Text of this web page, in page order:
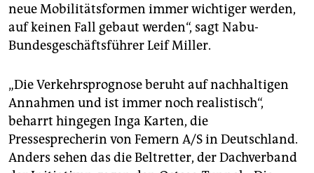
neue Mobilitätsformen immer wichtiger werden,
auf keinen Fall gebaut werden“, sagt Nabu-
Bundesgeschäftsführer Leif Miller.
„Die Verkehrsprognose beruht auf nachhaltigen
Annahmen und ist immer noch realistisch“,
beharrt hingegen Inga Karten, die
Pressesprecherin von Femern A/S in Deutschland.
Anders sehen das die Beltretter, der Dachverband